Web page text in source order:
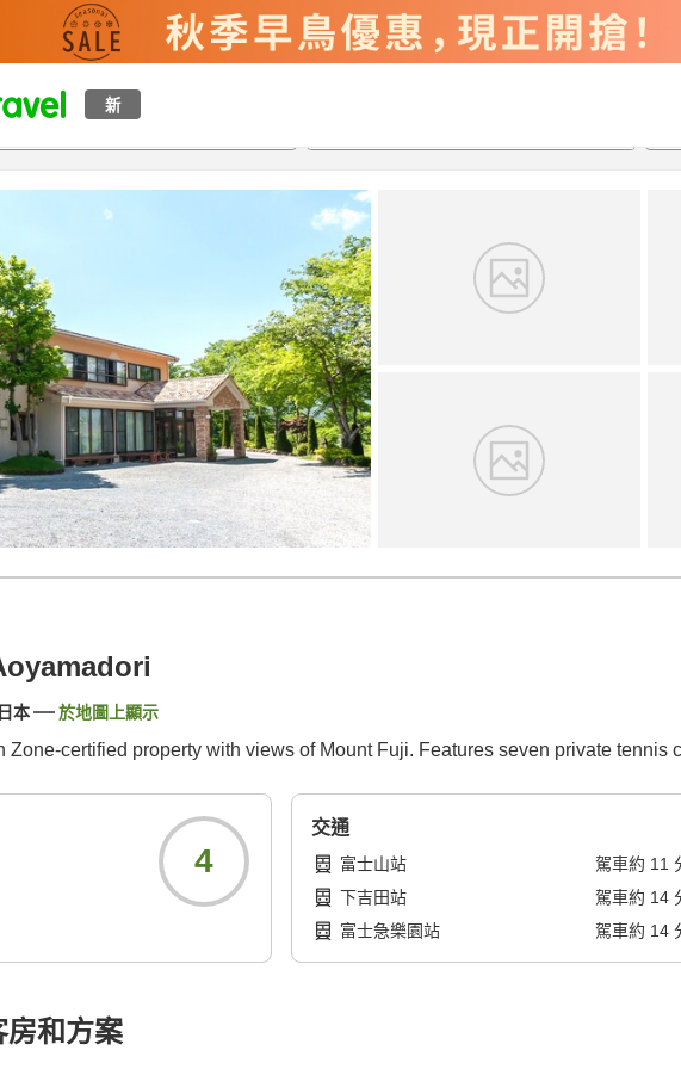
新
價設施
本 於地圖上顯示
Zone-certified property with views of Mount Fuji. Features seven private tennis
4
交通
富士山站 駕車約 11
下吉田站
駕車約 14
富士急樂園站
駕車約 14
房和方案